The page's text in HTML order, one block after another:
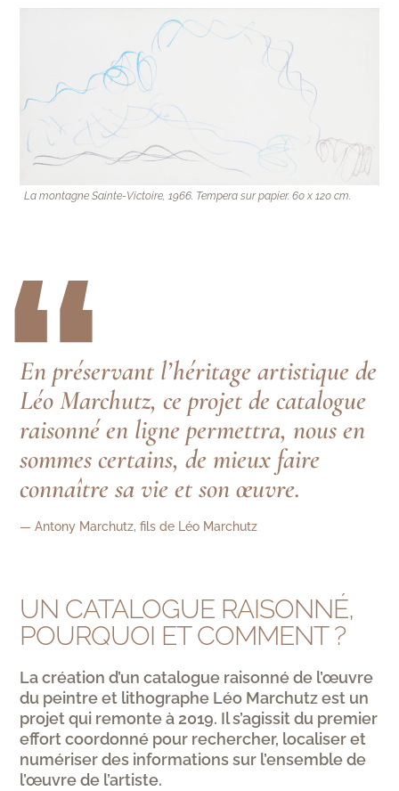
La montagne Sainte-Victoire, 1966. Tempera sur papier. 60 x 120 cm.
“
En préservant l’héritage artistique de
Léo Marchutz, ce projet de catalogue
raisonné en ligne permettra, nous en
sommes certains, de mieux faire
connaître sa vie et son œuvre.
— Antony Marchutz, fils de Léo Marchutz
UN CATALOGUE RAISONNÉ,
POURQUOI ET COMMENT ?
La création d’un catalogue raisonné de l’œuvre
du peintre et lithographe Léo Marchutz est un
projet qui remonte à 2019. Il s’agissit du premier
effort coordonné pour rechercher, localiser et
numériser des informations sur l’ensemble de
l’œuvre de l’artiste.